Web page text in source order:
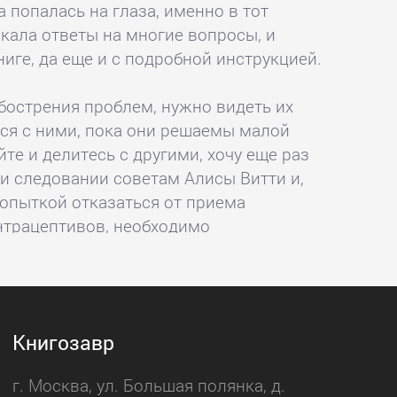
на глаза, именно в тот
ответы на многие вопросы, и
да еще и с подробной инструкцией.
проблем, нужно видеть их
с ними, пока они решаемы малой
и делитесь с другими, хочу еще раз
следовании советам Алисы Витти и,
отказаться от приема
необходимо
Книгозавр
г. Москва, ул. Большая полянка, д.